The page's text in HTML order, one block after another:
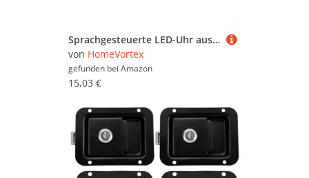
Sprachgesteuerte LED-Uhr aus Holz mit Anzeige von Zeit, Temperatur, Luftfeuchtigkeit und Datum, einstellbare Helligkeit mit USB- oder Batteriebetrieb für Zuhause oder Büro (D)
von HomeVortex
gefunden bei Amazon
15,03 €